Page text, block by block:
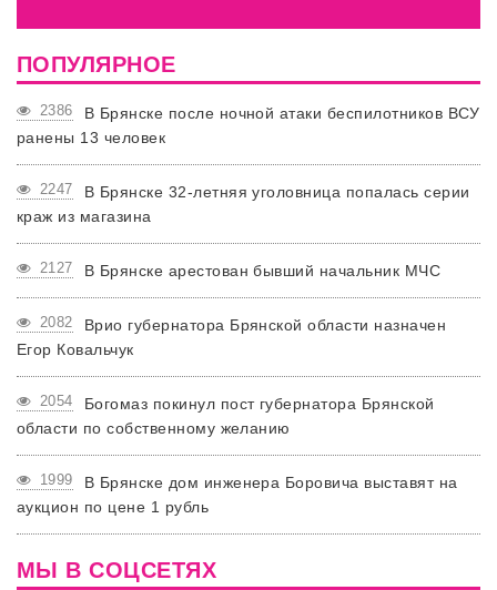
ПОПУЛЯРНОЕ
2386
В Брянске после ночной атаки беспилотников ВСУ
ранены 13 человек
2247
В Брянске 32-летняя уголовница попалась серии
краж из магазина
2127 В Брянске арестован бывший начальник МЧС
2082
Врио губернатора Брянской области назначен
Егор Ковальчук
2054
Богомаз покинул пост губернатора Брянской
области по собственному желанию
1999
В Брянске дом инженера Боровича выставят на
аукцион по цене 1 рубль
МЫ В СОЦСЕТЯХ